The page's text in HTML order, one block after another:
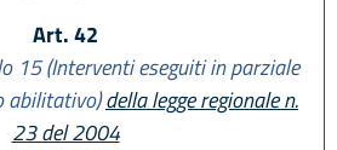
Art. 42
15 (Interventi eseguiti in parziale
abilitativo)della legge regionale n.
23 del 2004